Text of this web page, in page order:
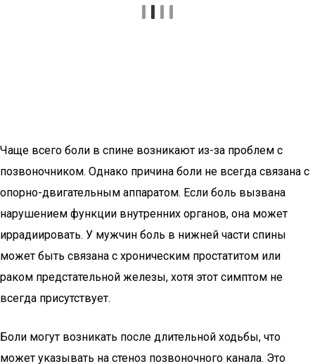
Чаще всего боли в спине возникают из-за проблем с
позвоночником. Однако причина боли не всегда связана с
опорно-двигательным аппаратом. Если боль вызвана
нарушением функции внутренних органов, она может
иррадиировать. У мужчин боль в нижней части спины
может быть связана с хроническим простатитом или
раком предстательной железы, хотя этот симптом не
всегда присутствует.
Боли могут возникать после длительной ходьбы, что
может указывать на стеноз позвоночного канала. Это